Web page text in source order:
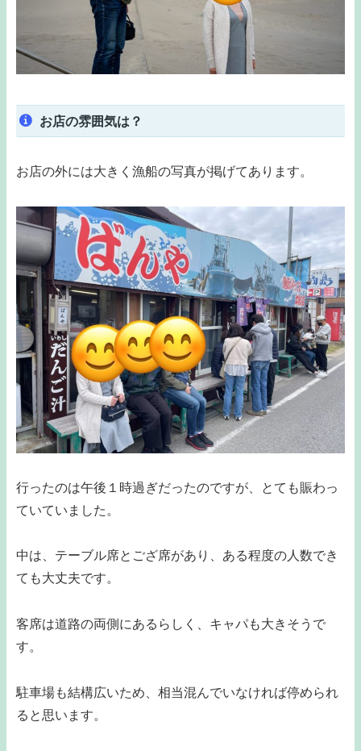
お店の雰囲気は？
お店の外には大きく漁船の写真が掲げてあります。
行ったのは午後１時過ぎだったのですが、とても賑わっ
ていていました。
中は、テーブル席とござ席があり、ある程度の人数でき
ても大丈夫です。
客席は道路の両側にあるらしく、キャパも大きそうで
す。
駐車場も結構広いため、相当混んでいなければ停められ
ると思います。